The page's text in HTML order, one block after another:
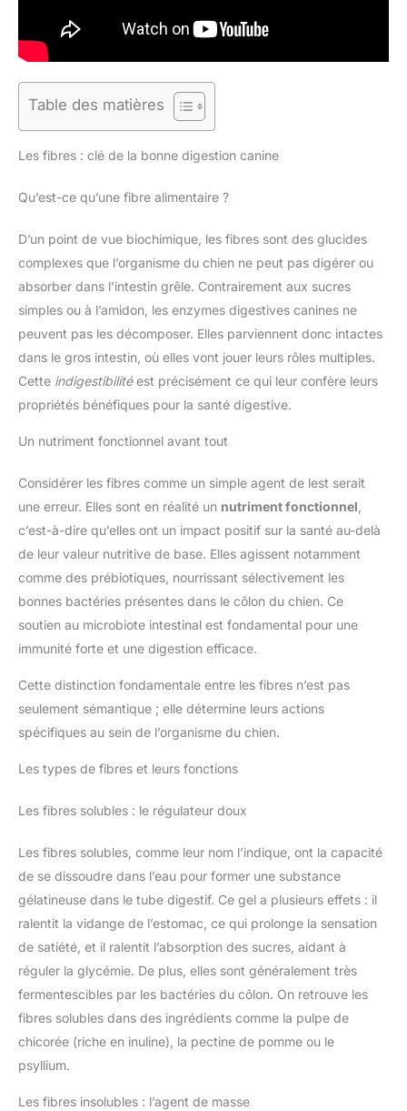
Table des matières
Les fibres : clé de la bonne digestion canine
Qu’est-ce qu’une fibre alimentaire ?
D’un point de vue biochimique, les fibres sont des glucides
complexes que l’organisme du chien ne peut pas digérer ou
absorber dans l’intestin grêle. Contrairement aux sucres
simples ou à l’amidon, les enzymes digestives canines ne
peuvent pas les décomposer. Elles parviennent donc intactes
dans le gros intestin, où elles vont jouer leurs rôles multiples.
Cette indigestibilitéest précisément ce qui leur confère leurs
propriétés bénéfiques pour la santé digestive.
Un nutriment fonctionnel avant tout
Considérer les fibres comme un simple agent de lest serait
une erreur. Elles sont en réalité un nutriment fonctionnel
c’est-à-dire qu’elles ont un impact positif sur la santé au-delà
de leur valeur nutritive de base. Elles agissent notamment
comme des prébiotiques, nourrissant sélectivement les
bonnes bactéries présentes dans le côlon du chien. Ce
soutien au microbiote intestinal est fondamental pour une
immunité forte et une digestion efficace.
Cette distinction fondamentale entre les fibres n’est pas
seulement sémantique ; elle détermine leurs actions
spécifiques au sein de l’organisme du chien.
Les types de fibres et leurs fonctions
Les fibres solubles : le régulateur doux
Les fibres solubles, comme leur nom l’indique, ont la capacité
de se dissoudre dans l’eau pour former une substance
gélatineuse dans le tube digestif. Ce gel a plusieurs effets : il
ralentit la vidange de l’estomac, ce qui prolonge la sensation
de satiété, et il ralentit l’absorption des sucres, aidant à
réguler la glycémie. De plus, elles sont généralement très
fermentescibles par les bactéries du côlon. On retrouve les
fibres solubles dans des ingrédients comme la pulpe de
chicorée (riche en inuline), la pectine de pomme ou le
psyllium.
Les fibres insolubles : l’agent de masse